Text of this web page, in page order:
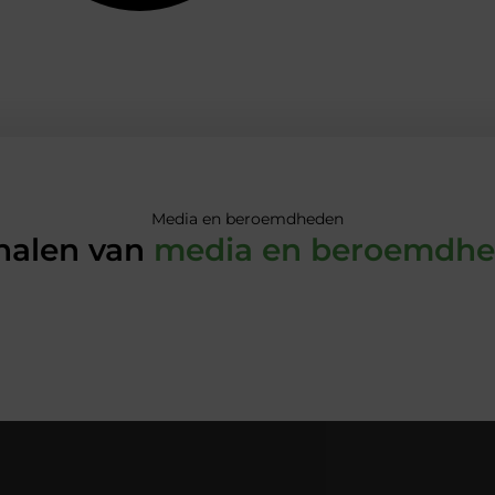
Media en beroemdheden
van media en